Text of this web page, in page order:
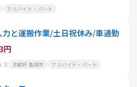
アルバイト・パート
と運搬作業/土日祝休み/車通勤
円
ス 京都府 亀岡市 アルバイト・パート